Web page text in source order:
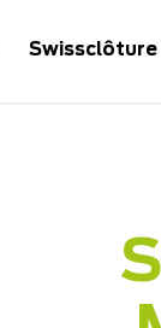
Swissclôture